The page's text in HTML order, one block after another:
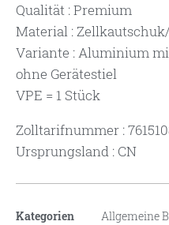
Qualität : Premium
Material :
Variante : Aluminium
ohne Gerätestiel
VPE = 1 Stück
Zolltarifnummer :
Ursprungsland : CN
Kategorien Allgemeine